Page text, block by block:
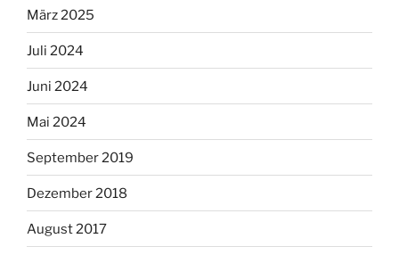
März 2025
Juli 2024
Juni 2024
Mai 2024
September 2019
Dezember 2018
August 2017